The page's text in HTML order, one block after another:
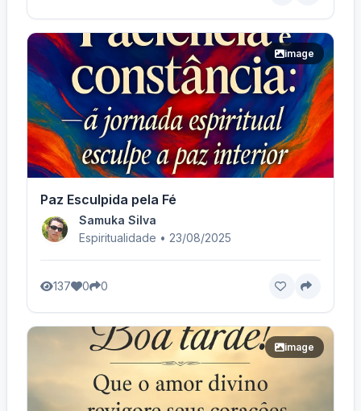
image
Paz Esculpida pela Fé
Samuka Silva
Espiritualidade • 23/08/2025
137 0 0
image